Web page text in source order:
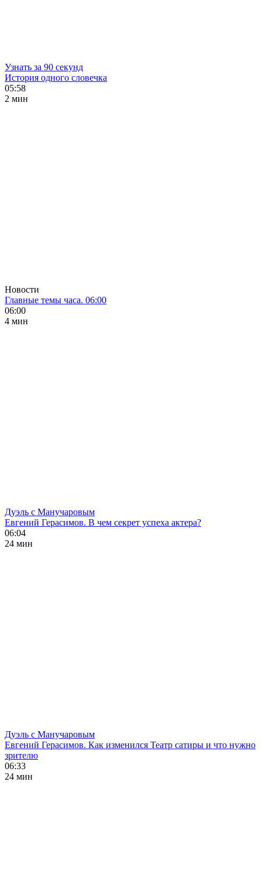
Узнать за 90 секунд
История одного словечка
05:58
2 мин
Новости
Главные темы часа. 06:00
06:00
4 мин
Дуэль с Манучаровым
Евгений Герасимов. В чем секрет успеха актера?
06:04
24 мин
Дуэль с Манучаровым
Евгений Герасимов. Как изменился Театр сатиры и что нужно
зрителю
06:33
24 мин